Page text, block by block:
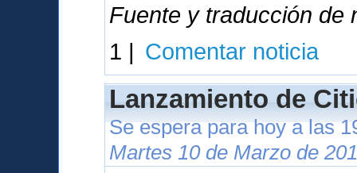
Fuente y traducción de
1 | Comentar noticia
Lanzamiento de
Se espera para hoy a las
Martes 10 de Marzo de